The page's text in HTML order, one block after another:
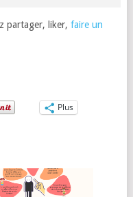
partager, liker, faire un
Plus